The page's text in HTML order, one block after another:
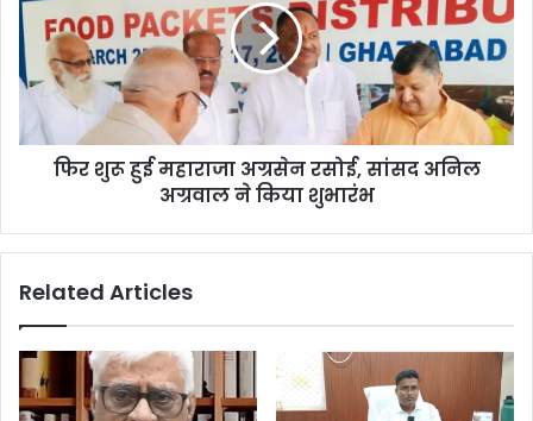
फिर शुरू हुई महाराजा अग्रसेन रसोई, सांसद अनिल
अग्रवाल ने किया शुभारंभ
Related Articles